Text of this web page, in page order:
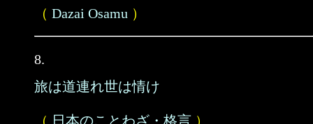
（ Dazai Osamu ）
8.
旅は道連れ世は情け
（ 日本のことわざ・格言 ）